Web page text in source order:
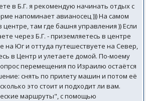
в Б.Г. я рекомендую начинать отдых с
напоминает авианосец ))) На самом
центре, там где башня управления )) Если
через Б.Г. - приземляетесь в центре
на Юг и оттуда путешествуете на Север,
в Центр и улетаете домой. По-моему
перемещения по Израилю остаётся
снять по прилету машин и потом её
это стоит и подходит ли вам.
маршруты", с помощью